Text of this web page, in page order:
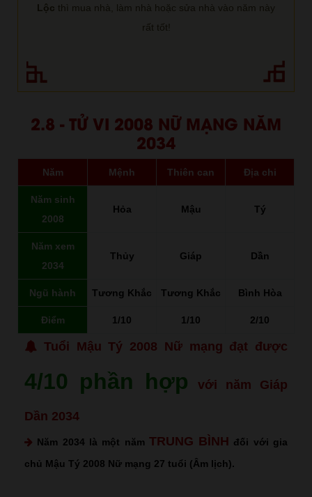
Lộc thì mua nhà, làm nhà hoặc sửa nhà vào năm này
rất tốt!
2.8 - TỬ VI 2008 NỮ MẠNG NĂM
2034
Năm Mệnh Thiên can Địa chi
Năm sinh
2008
Hỏa Mậu Tý
Năm xem
2034
Thủy Giáp Dần
Ngũ hành Tương Khắc Tương Khắc Bình Hòa
Điểm 1/10 1/10 2/10
Tuổi Mậu Tý 2008 Nữ mạng đạt được
4/10 phần hợp với năm Giáp
Dần 2034
Năm 2034 là một năm TRUNG BÌNH đối với gia
chủ Mậu Tý 2008 Nữ mạng 27 tuổi (Âm lịch).